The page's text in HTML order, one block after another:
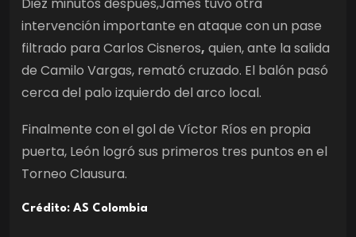
intervención importante en ataque con un pase
filtrado para Carlos Cisneros, quien, ante la salida
de Camilo Vargas, remató cruzado. El balón pasó
cerca del palo izquierdo del arco local.
Finalmente con el gol de Víctor Ríos en propia
puerta, León logró sus primeros tres puntos en el
Torneo Clausura.
Crédito: AS Colombia